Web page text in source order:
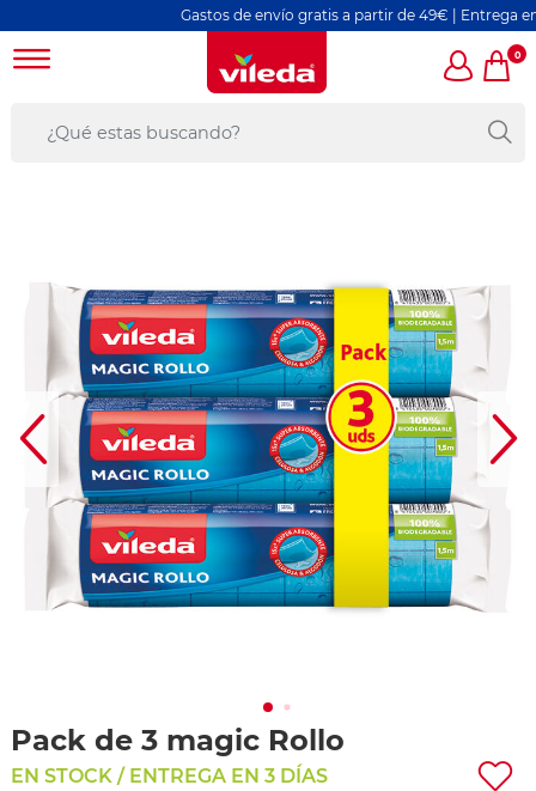
Gastos de envío gratis a partir de 49€ | Entrega en
0
Pack de 3 magic Rollo
EN STOCK / ENTREGA EN 3 DÍAS